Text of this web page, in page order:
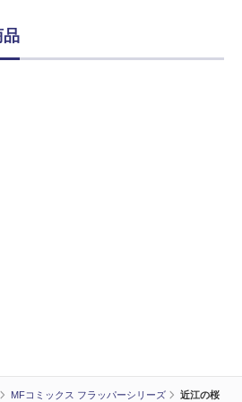
MFコミックス フラッパーシリーズ
近江の桜
品